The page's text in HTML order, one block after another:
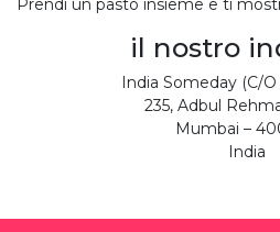
Prendi un pasto insieme e ti
il nostro
India Someday (C/O
235, Adbul
Mumbai –
India